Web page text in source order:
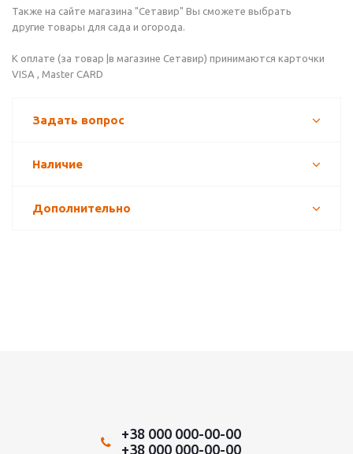
Также на сайте магазина "Сетавир" Вы сможете выбрать
другие товары для сада и огорода.
К оплате (за товар |в магазине Сетавир) принимаются карточки
VISA , Master CARD
Задать вопрос
Наличие
Дополнительно
+38 000 000-00-00
+38 000 000-00-00